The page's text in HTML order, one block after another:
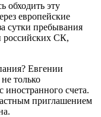
обходить эту
европейские
сутки пребывания
российских СК,
Евгении
только
счета.
приглашением